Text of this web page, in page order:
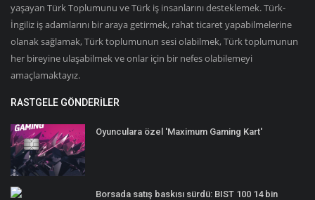
yaşayan Türk Toplumunu ve Türk iş insanlarını desteklemek. Türk-
İngiliz iş adamlarını bir araya getirmek, rahat ticaret yapabilmelerine
olanak sağlamak, Türk toplumunun sesi olabilmek, Türk toplumunun
her bireyine ulaşabilmek ve onlar için bir nefes olabilemeyi
amaçlamaktayız.
RASTGELE GÖNDERILER
Oyunculara özel 'Maximum Gaming Kart'
Borsada satış baskısı sürdü: BIST 100 14 bin